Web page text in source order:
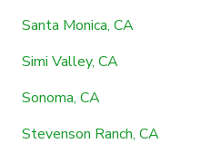
Santa Monica, CA
Simi Valley, CA
Sonoma, CA
Stevenson Ranch, CA